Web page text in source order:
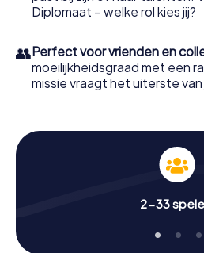
Diplomaat – welke rol kies jij?
👥Perfect voor vrienden en
moeilijkheidsgraad met een
missie vraagt het uiterste van
2-33